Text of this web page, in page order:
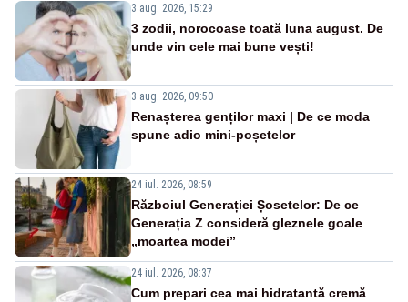
3 aug. 2026, 15:29
3 zodii, norocoase toată luna august. De
unde vin cele mai bune vești!
3 aug. 2026, 09:50
Renașterea genților maxi | De ce moda
spune adio mini-poșetelor
24 iul. 2026, 08:59
Războiul Generației Șosetelor: De ce
Generația Z consideră gleznele goale
„moartea modei”
24 iul. 2026, 08:37
Cum prepari cea mai hidratantă cremă